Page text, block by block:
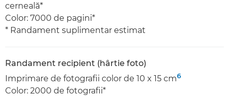
cerneală*
Color: 7000 de pagini*
* Randament suplimentar estimat
Randament recipient (hârtie foto)
Imprimare de fotografii color de 10 x 15 cm6
Color: 2000 de fotografii*